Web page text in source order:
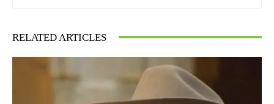
RELATED ARTICLES